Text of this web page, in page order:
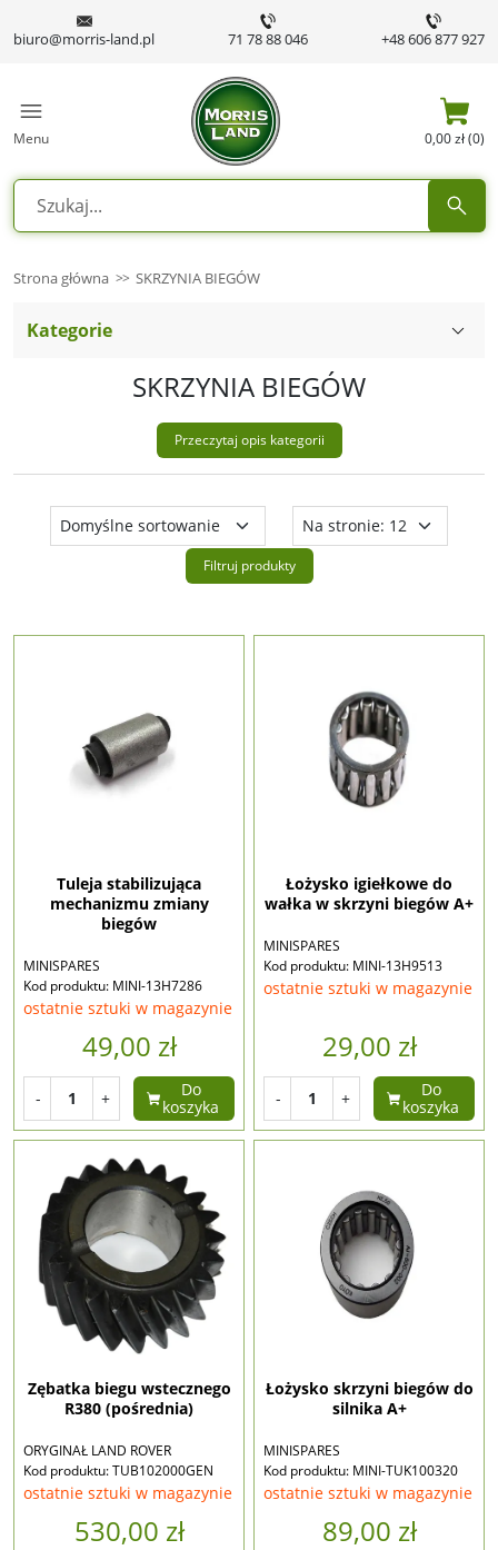
biuro@morris-land.pl 71 78 88 046 +48 606 877 927
Menu 0,00 zł (0)
Strona główna SKRZYNIA BIEGÓW
Kategorie
SKRZYNIA BIEGÓW
Przeczytaj opis kategorii
Filtruj produkty
Tuleja stabilizująca
mechanizmu zmiany
biegów
MINISPARES
Kod produktu: MINI-13H7286
ostatnie sztuki w magazynie
49,00 zł
- +
Do
koszyka
Łożysko igiełkowe do
wałka w skrzyni biegów A+
MINISPARES
Kod produktu: MINI-13H9513
ostatnie sztuki w magazynie
29,00 zł
- +
Do
koszyka
Zębatka biegu wstecznego
R380 (pośrednia)
ORYGINAŁ LAND ROVER
Kod produktu: TUB102000GEN
ostatnie sztuki w magazynie
530,00 zł
Łożysko skrzyni biegów do
silnika A+
MINISPARES
Kod produktu: MINI-TUK100320
ostatnie sztuki w magazynie
89,00 zł